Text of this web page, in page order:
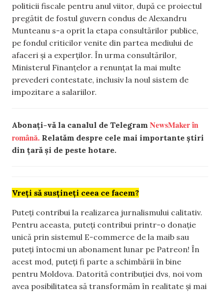
politicii fiscale pentru anul viitor, după ce proiectul
pregătit de fostul guvern condus de Alexandru
Munteanu s-a oprit la etapa consultărilor publice,
pe fondul criticilor venite din partea mediului de
afaceri și a experților. În urma consultărilor,
Ministerul Finanțelor a renunțat la mai multe
prevederi contestate, inclusiv la noul sistem de
impozitare a salariilor.
Abonați-vă la canalul de Telegram NewsMaker în
română. Relatăm despre cele mai importante știri
din țară și de peste hotare.
Vreți să susțineți ceea ce facem?
Puteți contribui la realizarea jurnalismului calitativ.
Pentru aceasta, puteți contribui printr-o donație
unică prin sistemul E-commerce de la maib sau
puteți întocmi un abonament lunar pe Patreon! În
acest mod, puteți fi parte a schimbării în bine
pentru Moldova. Datorită contribuției dvs, noi vom
avea posibilitatea să transformăm în realitate și mai